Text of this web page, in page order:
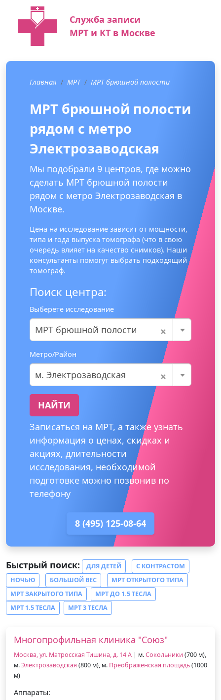
Служба записи
МРТ и КТ в Москве
Главная МРТ МРТ брюшной полости
МРТ брюшной полости
рядом с метро
Электрозаводская
Мы подобрали 9 центров, где можно
сделать МРТ брюшной полости
рядом с метро Электрозаводская в
Москве.
Цена на исследование зависит от мощности,
типа и года выпуска томографа (что в свою
очередь влияет на качество снимков). Наши
консультанты помогут выбрать подходящий
томограф.
Поиск центра:
Выберете исследование
×
МРТ брюшной полости
Метро/Район
×
м. Электрозаводская
НАЙТИ
Записаться на МРТ, а также узнать
информация о ценах, скидках и
акциях, длительности
исследования, необходимой
подготовке можно позвонив по
телефону
8 (495) 125-08-64
Быстрый поиск: ДЛЯ ДЕТЕЙ
С КОНТРАСТОМ
НОЧЬЮ
БОЛЬШОЙ ВЕС
МРТ ОТКРЫТОГО ТИПА
МРТ ЗАКРЫТОГО ТИПА
МРТ ДО 1.5 ТЕСЛА
МРТ 1.5 ТЕСЛА
МРТ 3 ТЕСЛА
Многопрофильная клиника "Союз"
Москва, ул. Матросская Тишина, д. 14 А | м.Сокольники (700 м),
м.Электрозаводская (800 м), м. Преображенская площадь(1000
м)
Аппараты: